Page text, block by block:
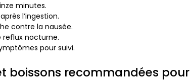
minutes.
l’ingestion.
contre la nausée.
reflux nocturne.
pour suivi.
boissons recommandées pour